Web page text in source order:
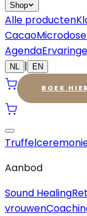
Shop
Alle producten
Cacao
Agenda
NL | EN
BOEK HIER
Aanbod
Sound Healing
vrouwen